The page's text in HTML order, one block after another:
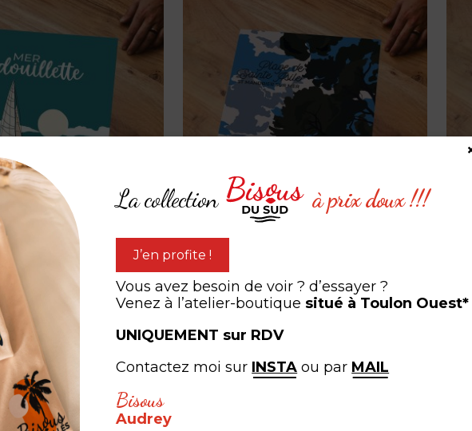
€
Plage de Sainte-Asile à Saint-
Mandrier-sur-Mer
à partir de0,00 €
à
VOTRE
La collection à prix doux !!!
J’en profite !
Vous avez besoin de voir ? d’essayer ?
Venez à l’atelier-boutique situé à Toulon Ouest*
UNIQUEMENT sur RDV
Contactez moi sur INSTA ou par MAIL
Bisous
Audrey